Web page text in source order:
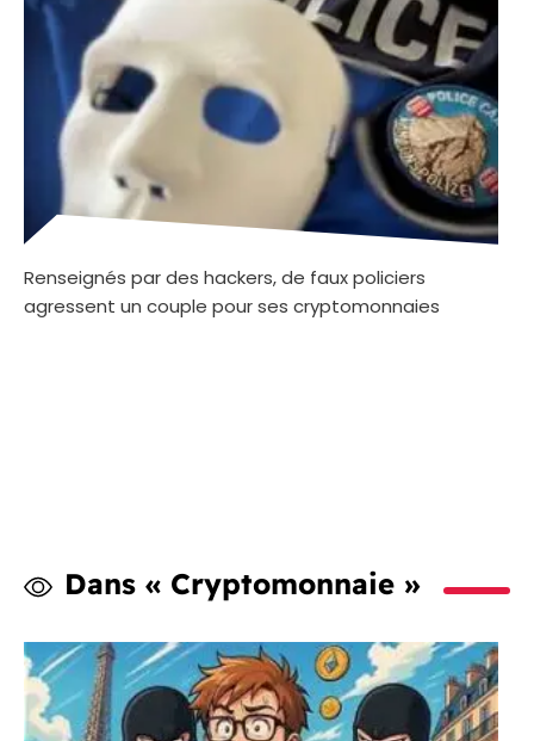
Renseignés par des hackers, de faux policiers
agressent un couple pour ses cryptomonnaies
Dans « Cryptomonnaie »